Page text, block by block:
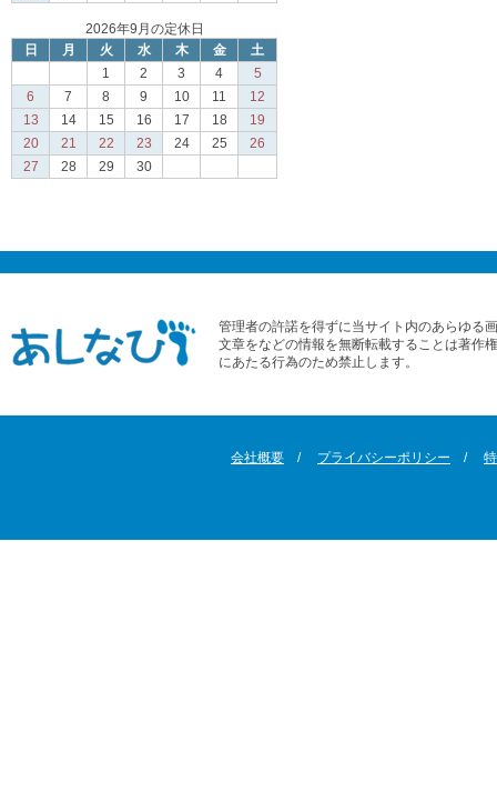
2026年9月の定休日
日
月 火 水 木 金
土
1
2 3 4
5
6
7 8 9 10 11
12
13
14 15 16 17 18
19
20
21 22 23 24 25
26
27
28 29 30
管理者の許諾を得ずに当サイト内のあらゆる
文章をなどの情報を無断転載することは著作
にあたる行為のため禁止します。
会社概要 プライバシーポリシー